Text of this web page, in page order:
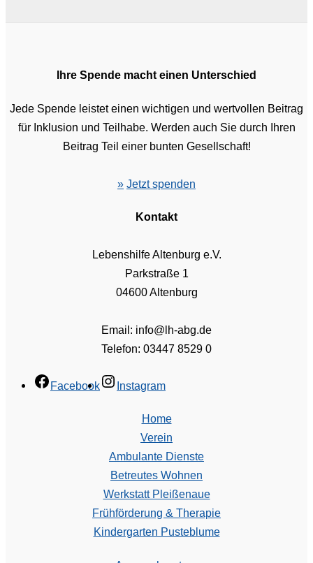
Ihre Spende macht einen Unterschied
Jede Spende leistet einen wichtigen und wertvollen Beitrag
für Inklusion und Teilhabe. Werden auch Sie durch Ihren
Beitrag Teil einer bunten Gesellschaft!
» Jetzt spenden
Kontakt
Lebenshilfe Altenburg e.V.
Parkstraße 1
04600 Altenburg
Email: info@lh-abg.de
Telefon: 03447 8529 0
Facebook Instagram
Home
Verein
Ambulante Dienste
Betreutes Wohnen
Werkstatt Pleißenaue
Frühförderung & Therapie
Kindergarten Pusteblume